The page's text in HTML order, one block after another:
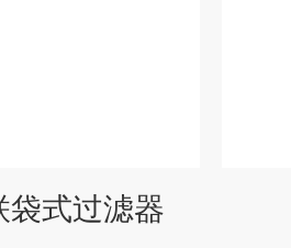
袋式过滤器